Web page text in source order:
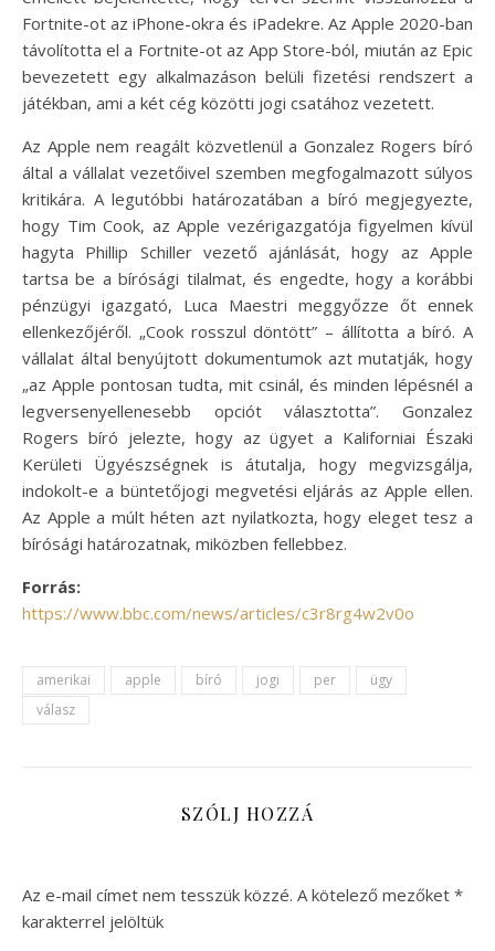
Fortnite-ot az iPhone-okra és iPadekre. Az Apple 2020-ban
távolította el a Fortnite-ot az App Store-ból, miután az Epic
bevezetett egy alkalmazáson belüli fizetési rendszert a
játékban, ami a két cég közötti jogi csatához vezetett.
Az Apple nem reagált közvetlenül a Gonzalez Rogers bíró
által a vállalat vezetőivel szemben megfogalmazott súlyos
kritikára. A legutóbbi határozatában a bíró megjegyezte,
hogy Tim Cook, az Apple vezérigazgatója figyelmen kívül
hagyta Phillip Schiller vezető ajánlását, hogy az Apple
tartsa be a bírósági tilalmat, és engedte, hogy a korábbi
pénzügyi igazgató, Luca Maestri meggyőzze őt ennek
ellenkezőjéről. „Cook rosszul döntött” – állította a bíró. A
vállalat által benyújtott dokumentumok azt mutatják, hogy
„az Apple pontosan tudta, mit csinál, és minden lépésnél a
legversenyellenesebb opciót választotta”. Gonzalez
Rogers bíró jelezte, hogy az ügyet a Kaliforniai Északi
Kerületi Ügyészségnek is átutalja, hogy megvizsgálja,
indokolt-e a büntetőjogi megvetési eljárás az Apple ellen.
Az Apple a múlt héten azt nyilatkozta, hogy eleget tesz a
bírósági határozatnak, miközben fellebbez.
Forrás:
https://www.bbc.com/news/articles/c3r8rg4w2v0o
amerikai apple bíró jogi per
ügy
válasz
SZÓLJ HOZZÁ
Az e-mail címet nem tesszük közzé. A kötelező mezőket *
karakterrel jelöltük